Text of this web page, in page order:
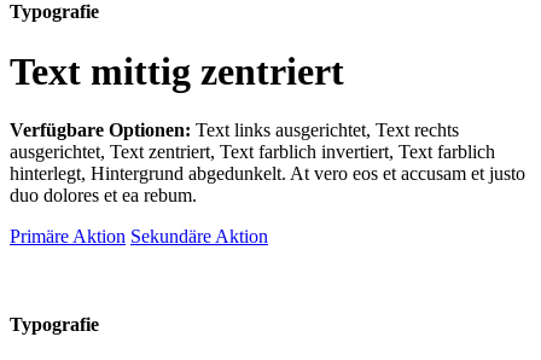
Typografie
Text mittig zentriert
Verfügbare Optionen: Text links ausgerichtet, Text rechts
ausgerichtet, Text zentriert, Text farblich invertiert, Text farblich
hinterlegt, Hintergrund abgedunkelt. At vero eos et accusam et justo
duo dolores et ea rebum.
Primäre Aktion Sekundäre Aktion
Typografie